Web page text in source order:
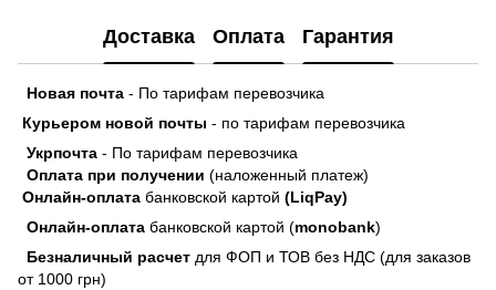
Доставка Оплата Гарантия
Новая почта - По тарифам перевозчика
Курьером новой почты - по тарифам перевозчика
Укрпочта - По тарифам перевозчика
Оплата при получении (наложенный платеж)
Онлайн-оплата банковской картой (LiqPay)
Онлайн-оплата банковской картой (monobank)
Безналичный расчет для ФОП и ТОВ без НДС (для заказов
от 1000 грн)